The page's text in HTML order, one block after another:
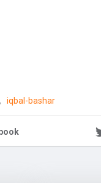
iqbal-bashar